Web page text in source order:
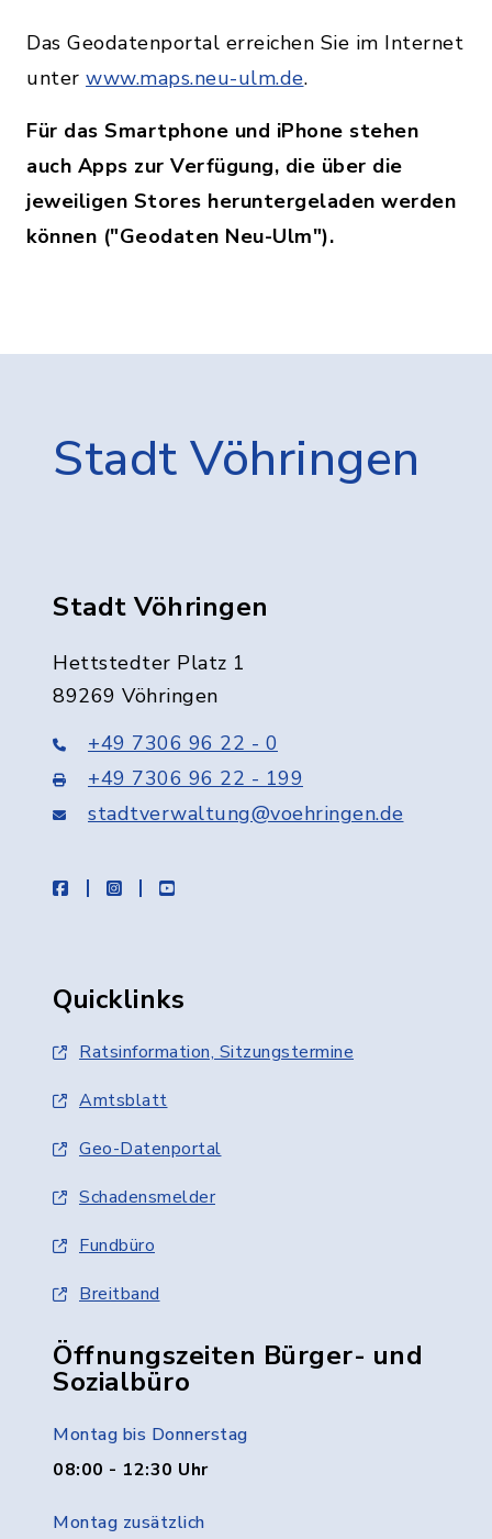
Das Geodatenportal erreichen Sie im Internet
unter www.maps.neu-ulm.de.
Für das Smartphone und iPhone stehen
auch Apps zur Verfügung, die über die
jeweiligen Stores heruntergeladen werden
können ("Geodaten Neu-Ulm").
Stadt Vöhringen
Stadt Vöhringen
Hettstedter Platz 1
89269 Vöhringen
+49 7306 96 22 - 0
+49 7306 96 22 - 199
stadtverwaltung@voehringen.de
facebookinstagramyoutube
Quicklinks
Ratsinformation, Sitzungstermine
Amtsblatt
Geo-Datenportal
Schadensmelder
Fundbüro
Breitband
Öffnungszeiten Bürger- und
Sozialbüro
Montag bis Donnerstag
08:00 - 12:30 Uhr
Montag zusätzlich